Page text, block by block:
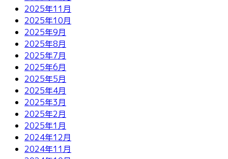
2025年11月
2025年10月
2025年9月
2025年8月
2025年7月
2025年6月
2025年5月
2025年4月
2025年3月
2025年2月
2025年1月
2024年12月
2024年11月